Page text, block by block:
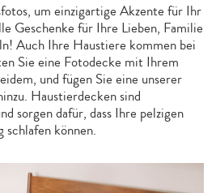
um einzigartige Akzente für Ihr
Geschenke für Ihre Lieben, Familie
Auch Ihre Haustiere kommen bei
Sie eine Fotodecke mit Ihrem
und fügen Sie eine unserer
Haustierdecken sind
sorgen dafür, dass Ihre pelzigen
können.